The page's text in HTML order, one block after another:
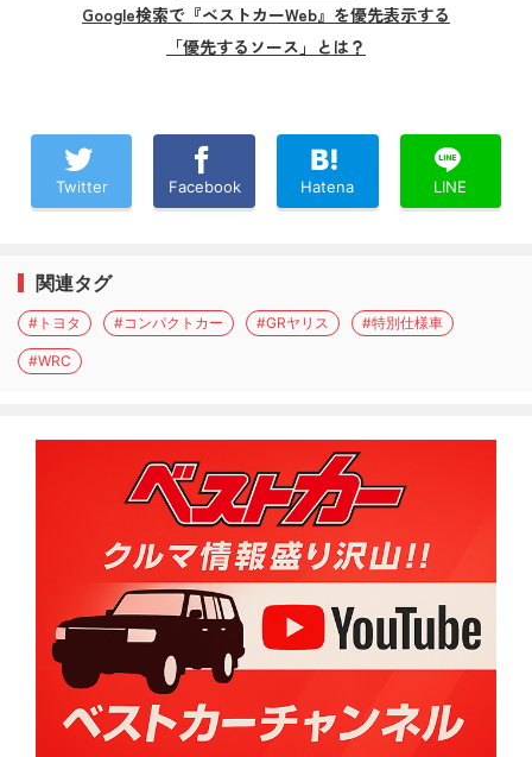
Google検索で『ベストカーWeb』を優先表示する
「優先するソース」とは？
Twitter Facebook Hatena LINE
関連タグ
#トヨタ #コンパクトカー #GRヤリス #特別仕様車
#WRC